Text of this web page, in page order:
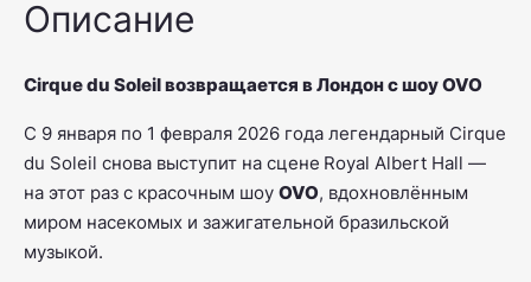
Описание
Cirque du Soleil возвращается в Лондон с шоу OVO
С 9 января по 1 февраля 2026 года легендарный Cirque
du Soleil снова выступит на сцене Royal Albert Hall —
на этот раз с красочным шоу OVO, вдохновлённым
миром насекомых и зажигательной бразильской
музыкой.